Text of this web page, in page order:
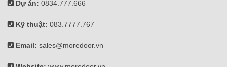
Dự án: 0834.777.666
Kỹ thuật: 083.7777.767
Email: sales@moredoor.vn